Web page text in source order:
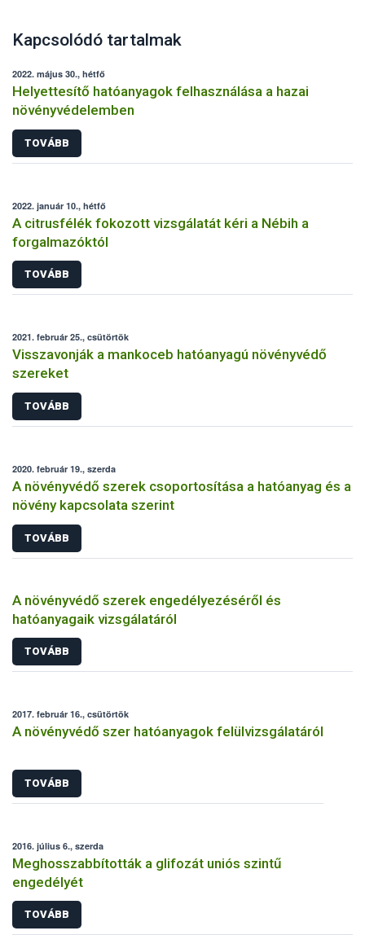
Kapcsolódó tartalmak
2022. május 30., hétfő
Helyettesítő hatóanyagok felhasználása a hazai
növényvédelemben
TOVÁBB
2022. január 10., hétfő
A citrusfélék fokozott vizsgálatát kéri a Nébih a
forgalmazóktól
TOVÁBB
2021. február 25., csütörtök
Visszavonják a mankoceb hatóanyagú növényvédő
szereket
TOVÁBB
2020. február 19., szerda
A növényvédő szerek csoportosítása a hatóanyag és a
növény kapcsolata szerint
TOVÁBB
A növényvédő szerek engedélyezéséről és
hatóanyagaik vizsgálatáról
TOVÁBB
2017. február 16., csütörtök
A növényvédő szer hatóanyagok felülvizsgálatáról
TOVÁBB
2016. július 6., szerda
Meghosszabbították a glifozát uniós szintű
engedélyét
TOVÁBB